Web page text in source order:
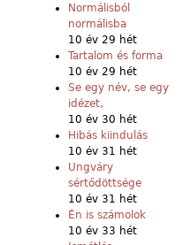
Normálisból
normálisba
10 év 29 hét
Tartalom és forma
10 év 29 hét
Se egy név, se egy
idézet,
10 év 30 hét
Hibás kiindulás
10 év 31 hét
Ungváry
sértődöttsége
10 év 31 hét
Én is számolok
10 év 33 hét